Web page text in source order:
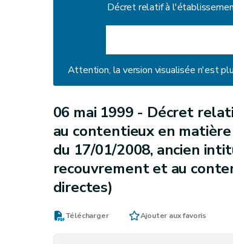
Attention, la version visualisée n'est
06 mai 1999 - Décret
au contentieux en
du 17/01/2008, ancien
recouvrement et au
directes)
Télécharger Ajouter aux favoris